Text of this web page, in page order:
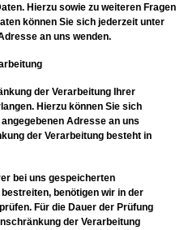
Hierzu sowie zu weiteren Fragen
können Sie sich jederzeit unter
an uns wenden.
der Verarbeitung Ihrer
Hierzu können Sie sich
Adresse an uns
der Verarbeitung besteht in
bei uns gespeicherten
benötigen wir in der
Für die Dauer der Prüfung
der Verarbeitung